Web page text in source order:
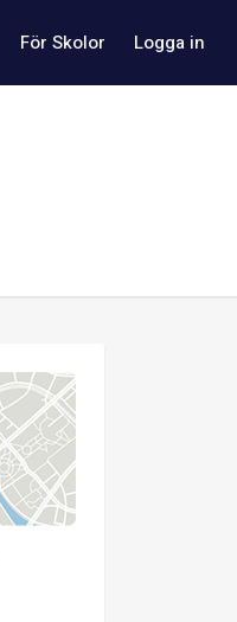
För Skolor Logga in